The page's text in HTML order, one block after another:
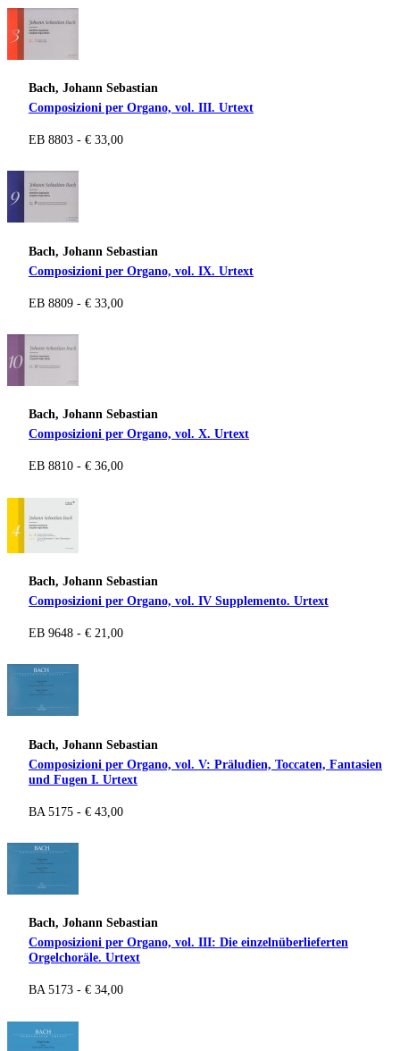
Bach, Johann Sebastian
Composizioni per Organo, vol. III. Urtext
EB 8803 - € 33,00
Bach, Johann Sebastian
Composizioni per Organo, vol. IX. Urtext
EB 8809 - € 33,00
Bach, Johann Sebastian
Composizioni per Organo, vol. X. Urtext
EB 8810 - € 36,00
Bach, Johann Sebastian
Composizioni per Organo, vol. IV Supplemento. Urtext
EB 9648 - € 21,00
Bach, Johann Sebastian
Composizioni per Organo, vol. V: Präludien, Toccaten, Fantasien
und Fugen I. Urtext
BA 5175 - € 43,00
Bach, Johann Sebastian
Composizioni per Organo, vol. III: Die einzelnüberlieferten
Orgelchoräle. Urtext
BA 5173 - € 34,00